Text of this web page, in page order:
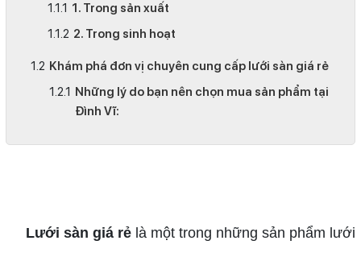
1. Trong sản xuất
2. Trong sinh hoạt
Khám phá đơn vị chuyên cung cấp lưới sàn giá rẻ
Những lý do bạn nên chọn mua sản phẩm tại
Đình Vĩ:
Lưới sàn giá rẻlà một trong những sản phẩm lưới